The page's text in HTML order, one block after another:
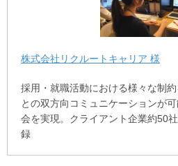
株式会社リクルートキャリア 様
採用・就職活動における様々な制
との双方向コミュニケーションが
会を実現。クライアント企業約50
録